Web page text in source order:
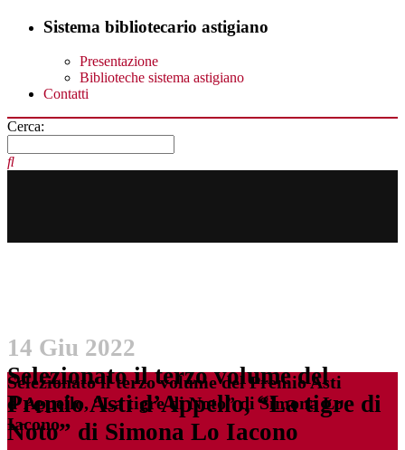
Sistema bibliotecario astigiano
Presentazione
Biblioteche sistema astigiano
Contatti
Cerca:
Selezionato il terzo volume del Premio Asti
d’Appello, “La tigre di Noto” di Simona Lo
Iacono
14 Giu 2022
Selezionato il terzo volume del
Premio Asti d’Appello, “La tigre di
Noto” di Simona Lo Iacono